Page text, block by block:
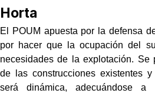
Horta
El POUM apuesta por la defensa
por hacer que la ocupación del
necesidades de la explotación. Se
de las construcciones existentes
será dinámica, adecuándose